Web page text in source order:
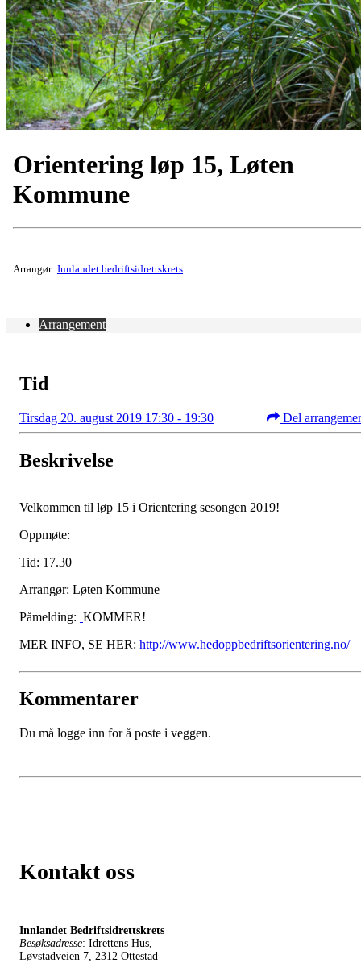
Orientering løp 15, Løten
Kommune
Arrangør: Innlandet bedriftsidrettskrets
Arrangement
Tid
Tirsdag 20. august 2019 17:30 - 19:30 Del
Beskrivelse
Velkommen til løp 15 i Orientering sesongen 2019!
Oppmøte:
Tid: 17.30
Arrangør: Løten Kommune
Påmelding: KOMMER!
MER INFO, SE HER: http://www.hedoppbedriftsorientering.no/
Kommentarer
Du må logge inn for å poste i veggen.
Kontakt oss
Innlandet Bedriftsidrettskrets
Besøksadresse: Idrettens Hus,
Løvstadveien 7, 2312 Ottestad